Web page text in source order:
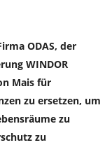
ODAS, der
WINDOR
Mais für
zu ersetzen, um
zu
zu